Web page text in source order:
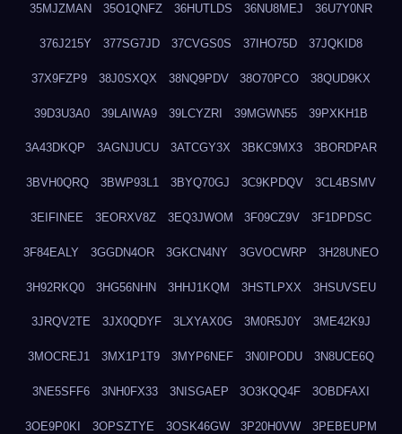
35MJZMAN 35O1QNFZ 36HUTLDS 36NU8MEJ 36U7Y0NR
376J215Y 377SG7JD 37CVGS0S 37IHO75D 37JQKID8
37X9FZP9 38J0SXQX 38NQ9PDV 38O70PCO 38QUD9KX
39D3U3A0 39LAIWA9 39LCYZRI 39MGWN55 39PXKH1B
3A43DKQP 3AGNJUCU 3ATCGY3X 3BKC9MX3 3BORDPAR
3BVH0QRQ 3BWP93L1 3BYQ70GJ 3C9KPDQV 3CL4BSMV
3EIFINEE 3EORXV8Z 3EQ3JWOM 3F09CZ9V 3F1DPDSC
3F84EALY 3GGDN4OR 3GKCN4NY 3GVOCWRP 3H28UNEO
3H92RKQ0 3HG56NHN 3HHJ1KQM 3HSTLPXX 3HSUVSEU
3JRQV2TE 3JX0QDYF 3LXYAX0G 3M0R5J0Y 3ME42K9J
3MOCREJ1 3MX1P1T9 3MYP6NEF 3N0IPODU 3N8UCE6Q
3NE5SFF6 3NH0FX33 3NISGAEP 3O3KQQ4F 3OBDFAXI
3OE9P0KI 3OPSZTYE 3OSK46GW 3P20H0VW 3PEBEUPM